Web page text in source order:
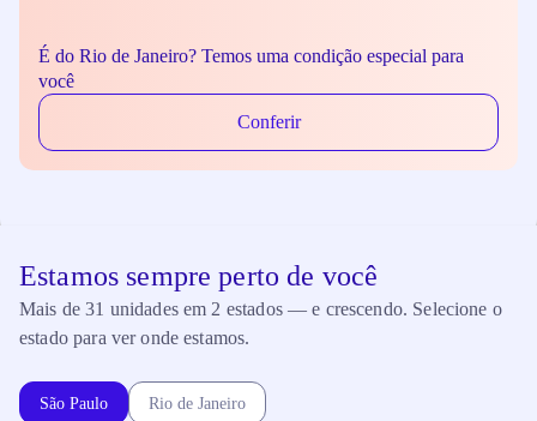
É do Rio de Janeiro? Temos uma condição especial para
você
Conferir
Estamos sempre perto de você
Mais de 31 unidades em 2 estados — e crescendo. Selecione o
estado para ver onde estamos.
São Paulo Rio de Janeiro